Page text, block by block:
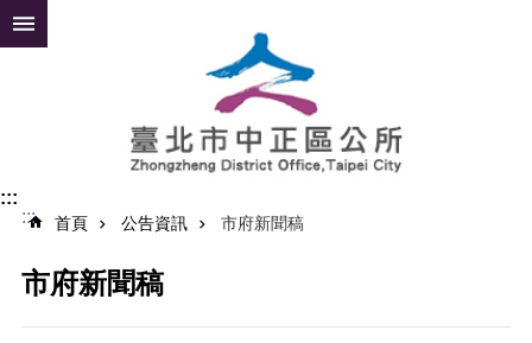
跳到主要內容區塊
公
資
訊
:::
:::
首頁 公告資訊 市府新聞稿
市府新聞稿